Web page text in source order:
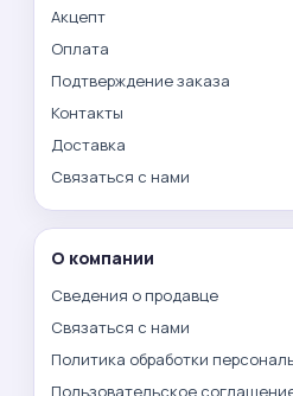
Акцепт
Оплата
Подтверждение заказа
Контакты
Доставка
Связаться с нами
О компании
Сведения о продавце
Связаться с нами
Политика обработки
Пользовательское